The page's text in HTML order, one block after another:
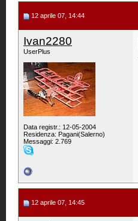
12 aprile 07, 14:44
Ivan2280
UserPlus
Data registr.: 12-05-2004
Residenza: Pagani(Salerno)
Messaggi: 2.769
12 aprile 07, 14:45